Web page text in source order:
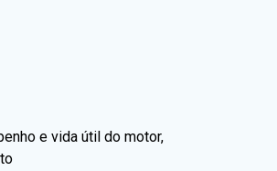
e vida útil do motor,